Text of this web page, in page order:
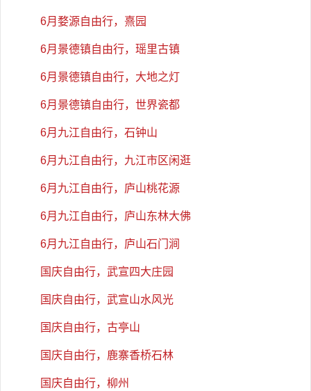
6月婺源自由行，熹园
6月景德镇自由行，瑶里古镇
6月景德镇自由行，大地之灯
6月景德镇自由行，世界瓷都
6月九江自由行，石钟山
6月九江自由行，九江市区闲逛
6月九江自由行，庐山桃花源
6月九江自由行，庐山东林大佛
6月九江自由行，庐山石门涧
国庆自由行，武宣四大庄园
国庆自由行，武宣山水风光
国庆自由行，古亭山
国庆自由行，鹿寨香桥石林
国庆自由行，柳州